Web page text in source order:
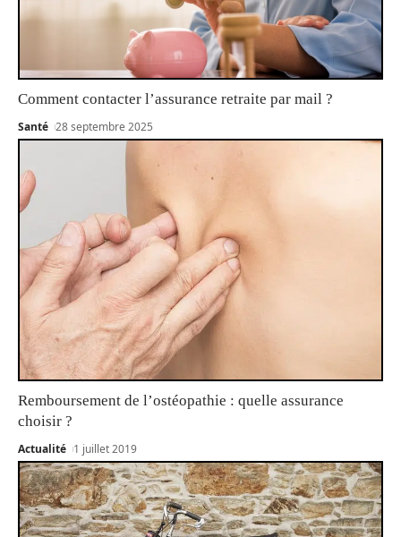
Comment contacter l’assurance retraite par mail ?
Santé 28 septembre 2025
Remboursement de l’ostéopathie : quelle assurance
choisir ?
Actualité 1 juillet 2019